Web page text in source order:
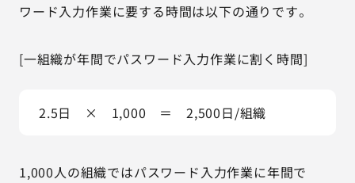
ワード入力作業に要する時間は以下の通りです。
[一組織が年間でパスワード入力作業に割く時間]
2.5日　×　1,000　＝　2,500日/組織
1,000人の組織ではパスワード入力作業に年間で